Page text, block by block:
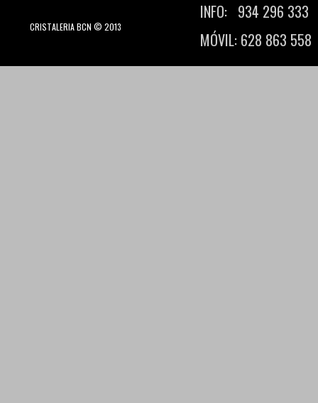
CRISTALERIA BCN © 2013
INFO: 934 296 333
MÓVIL: 628 863 558